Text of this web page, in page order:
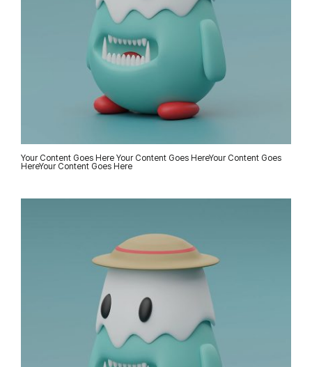
Your Content Goes Here Your Content Goes HereYour Content Goes
HereYour Content Goes Here